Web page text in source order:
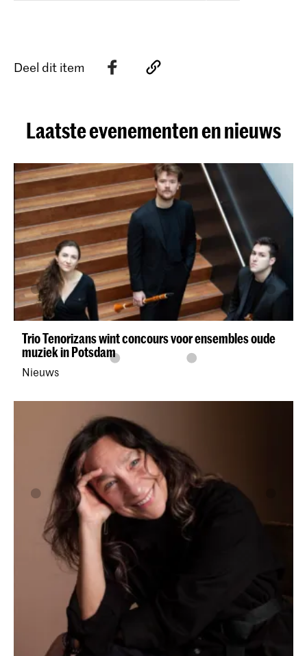
Deel dit item
Laatste evenementen en nieuws
Trio Tenorizans wint concours voor ensembles oude
muziek in Potsdam
Nieuws